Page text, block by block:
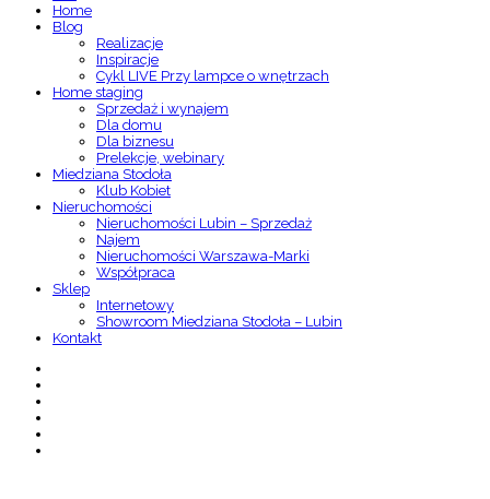
Home
Blog
Realizacje
Inspiracje
Cykl LIVE Przy lampce o wnętrzach
Home staging
Sprzedaż i wynajem
Dla domu
Dla biznesu
Prelekcje, webinary
Miedziana Stodoła
Klub Kobiet
Nieruchomości
Nieruchomości Lubin – Sprzedaż
Najem
Nieruchomości Warszawa-Marki
Współpraca
Sklep
Internetowy
Showroom Miedziana Stodoła – Lubin
Kontakt